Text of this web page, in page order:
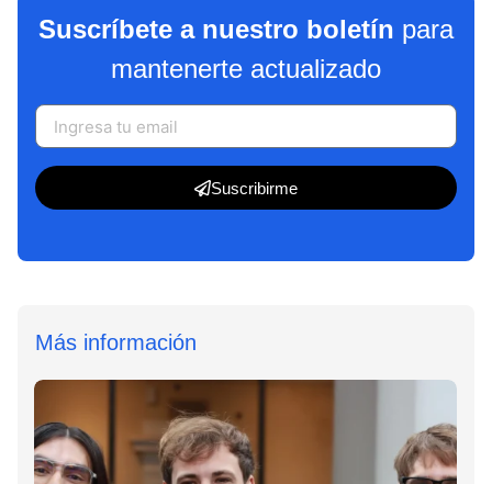
Suscríbete a nuestro boletín para
mantenerte actualizado
Suscribirme
Más información